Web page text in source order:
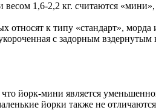
1,6-2,2 кг. считаются «мини»,
к типу «стандарт», морда
с задорным вздернутым
йорк-мини является
йорки также не